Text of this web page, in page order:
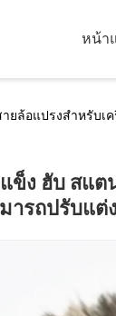
หน้า
ยล้อแปรงสําหรับเ
ข็ง ฮับ สแต
ารถปรับแต่ง